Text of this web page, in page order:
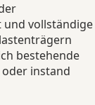
und vollständige
bestehende
instand